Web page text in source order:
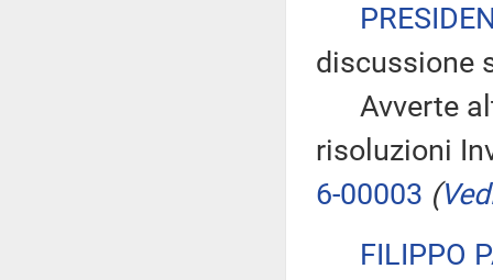
discussione
Avverte
risoluzioni
6-00003 (
FILIPPO